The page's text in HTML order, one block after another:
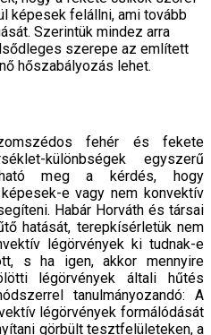
képesek felállni, ami tovább
Szerintük mindez arra
szerepe az említett
hőszabályozás lehet.
fehér és fekete
különbségek egy­szerű
meg a kérdés, hogy
e vagy nem konvektív
Ha­bár Horváth és társai
hatását, terepkísérletük nem
légörvények ki tudnak-e
s ha igen, akkor mennyire
légörvények általi hűtés
tanulmányozandó: A
légörvények formálódását
görbült tesztfelü­leteken, a